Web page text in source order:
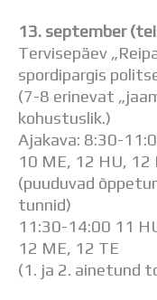
Õppekava
Ainepassid
Huviringid
Õpilastööd
Kodukord
Projektid
ÜLDINFO
Meie kool
13. september
Tervisepäev
spordipargis
(7-8 erinevat
kohustuslik.)
Ajakava: 8:30-
10 ME, 12 HU, 12
(puuduvad
tunnid)
11:30-14:00 11
12 ME, 12 TE
(1. ja 2. ainetund